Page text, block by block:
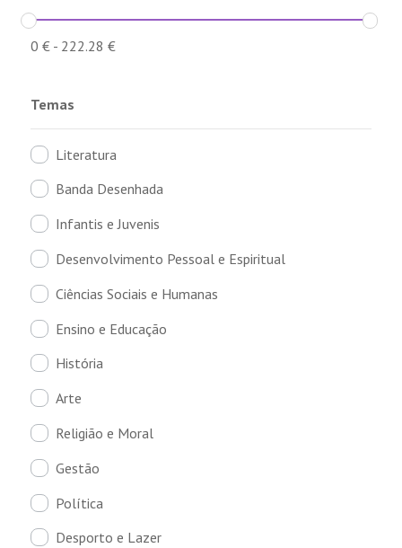
0 €- 222.28 €
Temas
Literatura
Banda Desenhada
Infantis e Juvenis
Desenvolvimento Pessoal e Espiritual
Ciências Sociais e Humanas
Ensino e Educação
História
Arte
Religião e Moral
Gestão
Política
Desporto e Lazer